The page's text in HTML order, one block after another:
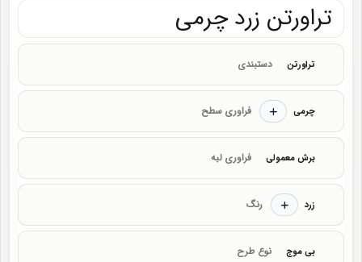
تراورتن زرد چرمی
دستبندی تراورتن
فراوری سطح چرمی
فراوری لبه برش معمولی
رنگ زرد
نوع طرح بی موج